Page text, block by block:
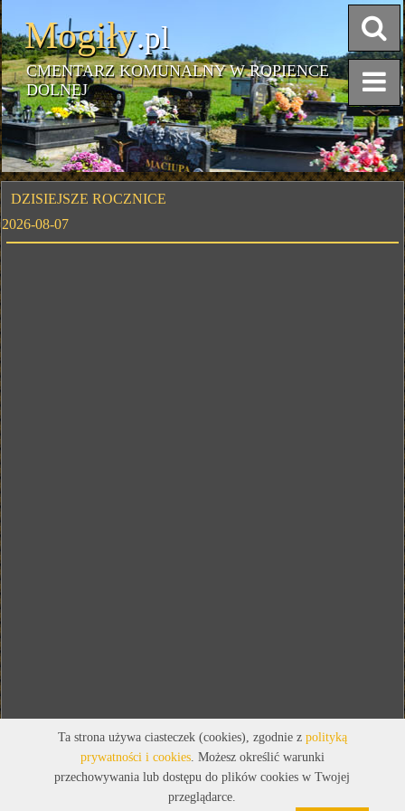
Mogiły.pl
CMENTARZ KOMUNALNY W ROPIENCE
DOLNEJ
DZISIEJSZE ROCZNICE
2026-08-07
Ta strona używa ciasteczek (cookies), zgodnie z polityką
prywatności i cookies. Możesz określić warunki
przechowywania lub dostępu do plików cookies w Twojej
przeglądarce.